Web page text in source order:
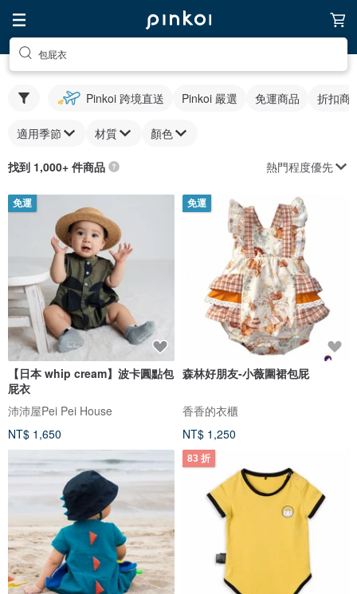
包屁衣
Pinkoi 跨境直送 Pinkoi 嚴選 免運商品 折扣商
適用季節 材質 顏色
找到 1,000+ 件商品 熱門程度優先
免運
【日本 whip cream】波卡圓點包
屁衣
沛沛屋Pei Pei House
NT$ 1,650
免運
森林好朋友-小薇圍裙包屁
香香的衣櫃
NT$ 1,250
83 折